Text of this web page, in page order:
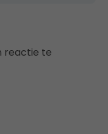
reactie te